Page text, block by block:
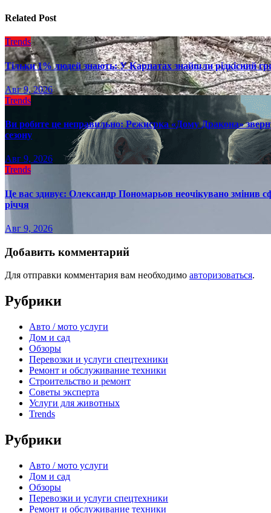
Related Post
Trends
Тільки 1% людей знають: У Карпатах знайшли рідкісний
Авг 9, 2026
Trends
Ви робите це неправильно: Режисрка «Дому Дракона»
сезону
Авг 9, 2026
Trends
Це вас здивує: Олександр Пономарьов неочікувано змінив
річчя
Авг 9, 2026
Добавить комментарий
Для отправки комментария вам необходимо авторизоваться.
Рубрики
Авто / мото услуги
Дом и сад
Обзоры
Перевозки и услуги спецтехники
Ремонт и обслуживание техники
Строительство и ремонт
Советы эксперта
Услуги для животных
Trends
Рубрики
Авто / мото услуги
Дом и сад
Обзоры
Перевозки и услуги спецтехники
Ремонт и обслуживание техники